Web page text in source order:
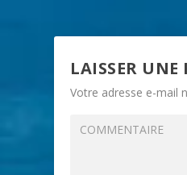
LAISSER UNE
Votre adresse e-mail